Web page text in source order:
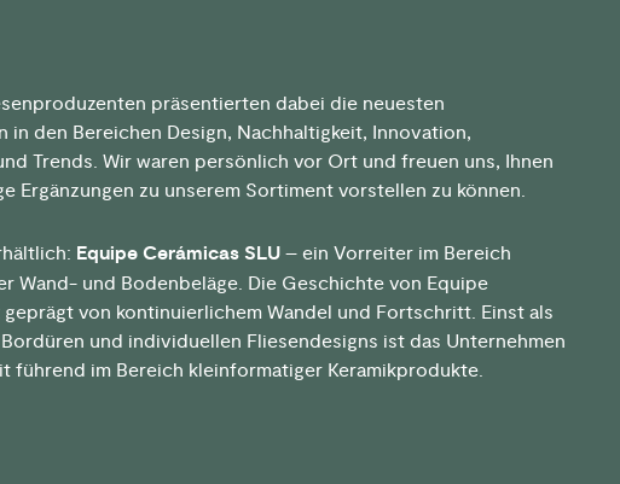
präsentierten dabei die neuesten
in den Bereichen Design, Nachhaltigkeit, Innovation,
Trends. Wir waren persönlich vor Ort und freuen uns, Ihnen
Ergänzungen zu unserem Sortiment vorstellen zu können.
Equipe Cerámicas SLU – ein Vorreiter im Bereich
Wand- und Bodenbeläge. Die Geschichte von Equipe
geprägt von kontinuierlichem Wandel und Fortschritt. Einst als
und individuellen Fliesendesigns ist das Unternehmen
führend im Bereich kleinformatiger Keramikprodukte.